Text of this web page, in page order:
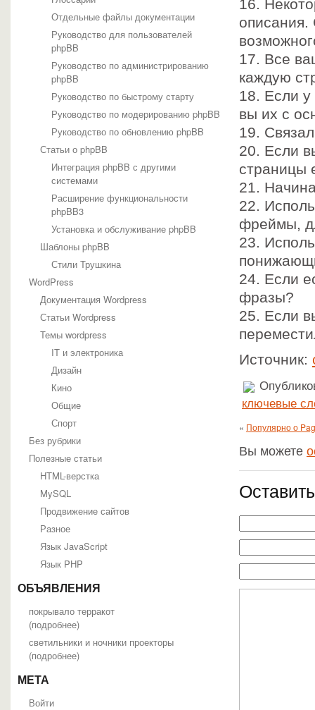
Отдельные файлы документации
Руководство для пользователей
phpBB
Руководство по администрированию
phpBB
Руководство по быстрому старту
Руководство по модерированию phpBB
Руководство по обновлению phpBB
Статьи о phpBB
Интеграция phpBB с другими
системами
Расширение функциональности
phpBB3
Установка и обслуживание phpBB
Шаблоны phpBB
Стили Трушкина
WordPress
Документация Wordpress
Статьи Wordpress
Темы wordpress
IT и электроника
Дизайн
Кино
Общие
Спорт
Без рубрики
Полезные статьи
HTML-верстка
MySQL
Продвижение сайтов
Разное
Язык JavaScript
Язык PHP
ОБЪЯВЛЕНИЯ
покрывало терракот
(подробнее)
светильники и ночники проекторы
(подробнее)
МЕТА
Войти
16.
описания.
17. Все
каждую
18. Если
вы их с
19.
20. Если
страницы
21.
22.
фреймы,
23.
24. Если
фразы?
25. Если
Источник:
ключевые
« Популярно о
Вы можете